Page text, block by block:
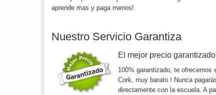
aprende mas y paga menos!
Nuestro Servicio Garantiza
El mejor precio garantizado
100% garantizado, te ofrecemos
Cork, muy barato ! Nunca
directamente con la escuela. A